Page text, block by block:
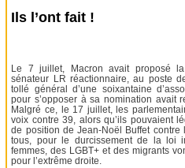
Ils l’ont fait !
Le 7 juillet, Macron avait proposé
sénateur LR réactionnaire, au poste
tollé général d’une soixantaine
pour s’opposer à sa nomination avait
Malgré ce, le 17 juillet, les
voix contre 39, alors qu’ils pouvaient
de position de Jean-Noël Buffet contre
tous, pour le durcissement de la loi
femmes, des LGBT+ et des migrants
pour l’extrême droite.